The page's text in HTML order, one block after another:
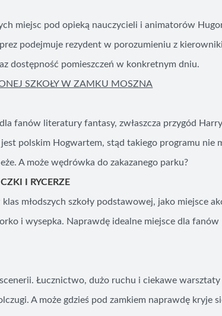
miejsc pod opieką nauczycieli i animatorów
podejmuje rezydent w porozumieniu z
dostępność pomieszczeń w konkretnym dniu.
SZKOŁY W ZAMKU MOSZNA
fanów literatury fantasy, zwłaszcza przygód
polskim Hogwartem, stąd takiego programu nie
A może wędrówka do zakazanego parku?
I RYCERZE
młodszych szkoły podstawowej, jako miejsce
i wysepka. Naprawdę idealne miejsce dla
Łucznictwo, dużo ruchu i ciekawe
A może gdzieś pod zamkiem naprawdę kryje